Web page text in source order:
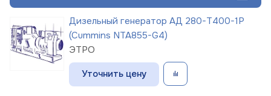
Дизельный генератор АД 280-Т400-1Р
(Cummins NTA855-G4)
ЭТРО
Уточнить цену